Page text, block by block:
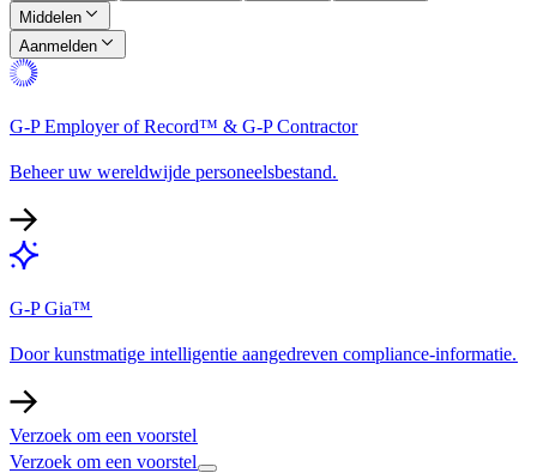
Middelen​​
Aanmelden​​
G-P Employer of Record™ & G-P Contractor​​
Beheer uw wereldwijde personeelsbestand.​​
G-P Gia™​​
Door kunstmatige intelligentie aangedreven compliance-informatie.​​
Verzoek om een voorstel​​
Verzoek om een voorstel​​